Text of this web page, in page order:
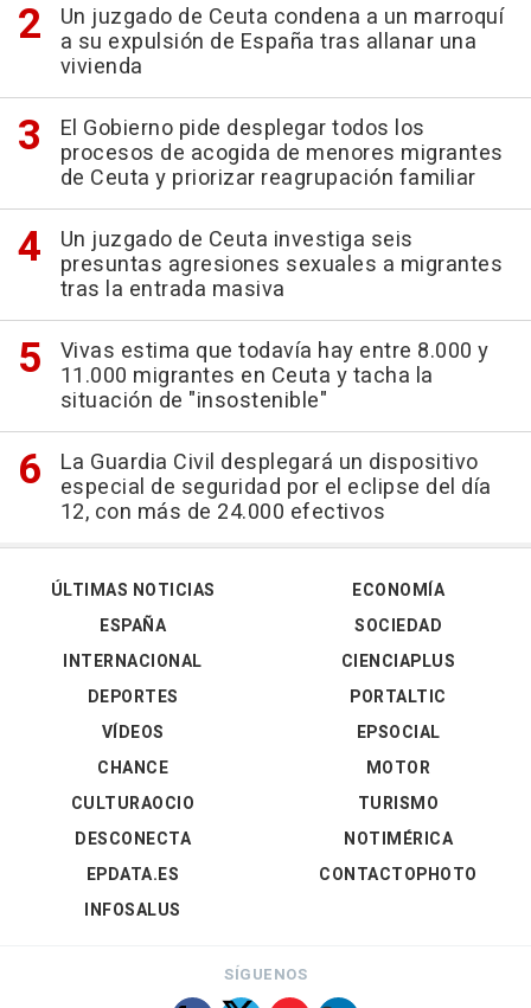
Un juzgado de Ceuta condena a un marroquí
a su expulsión de España tras allanar una
vivienda
El Gobierno pide desplegar todos los
procesos de acogida de menores migrantes
de Ceuta y priorizar reagrupación familiar
Un juzgado de Ceuta investiga seis
presuntas agresiones sexuales a migrantes
tras la entrada masiva
Vivas estima que todavía hay entre 8.000 y
11.000 migrantes en Ceuta y tacha la
situación de "insostenible"
La Guardia Civil desplegará un dispositivo
especial de seguridad por el eclipse del día
12, con más de 24.000 efectivos
ÚLTIMAS NOTICIAS
ESPAÑA
INTERNACIONAL
DEPORTES
VÍDEOS
ECONOMÍA
SOCIEDAD
CIENCIAPLUS
PORTALTIC
EPSOCIAL
CHANCE
CULTURAOCIO
DESCONECTA
EPDATA.ES
INFOSALUS
MOTOR
TURISMO
NOTIMÉRICA
CONTACTOPHOTO
SÍGUENOS